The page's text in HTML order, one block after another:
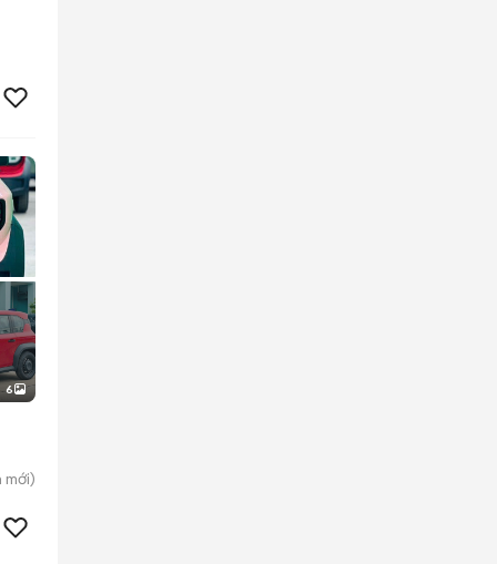
6
mới)